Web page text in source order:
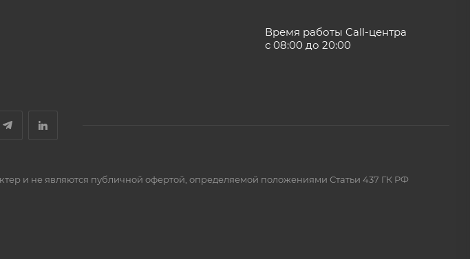
Время работы Call-центра
с 08:00 до 20:00
и не являются публичной офертой, определяемой положениями Статьи 437 ГК РФ